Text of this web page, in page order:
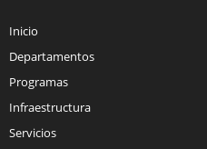
Inicio
Departamentos
Programas
Infraestructura
Servicios